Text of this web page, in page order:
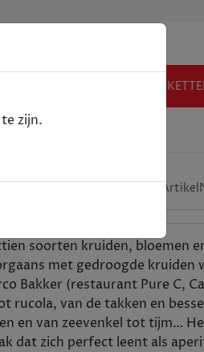
soorten kruiden, bloemen
met gedroogde kruiden
Bakker (restaurant Pure C,
rucola, van de takken en
en van zeevenkel tot tijm…
dat zich perfect leent als
zijn.